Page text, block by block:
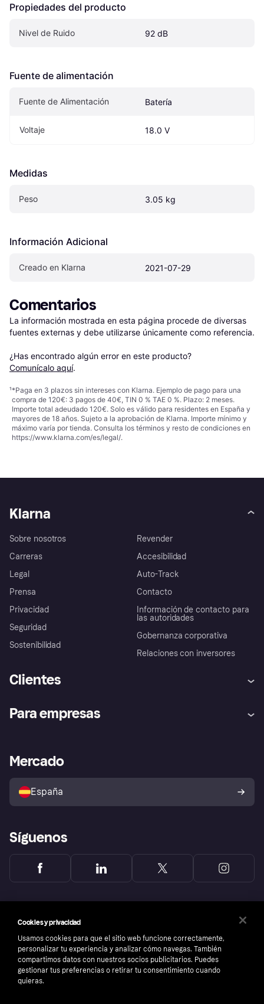
Propiedades del producto
Nivel de Ruido 92 dB
Fuente de alimentación
Fuente de Alimentación Batería
Voltaje 18.0 V
Medidas
Peso 3.05 kg
Información Adicional
Creado en Klarna 2021-07-29
Comentarios
La información mostrada en esta página procede de diversas
fuentes externas y debe utilizarse únicamente como referencia.
¿Has encontrado algún error en este producto?
Comunícalo aquí.
¹*Paga en 3 plazos sin intereses con Klarna. Ejemplo de pago para una
compra de 120€: 3 pagos de 40€, TIN 0 % TAE 0 %. Plazo: 2 meses.
Importe total adeudado 120€. Solo es válido para residentes en España y
mayores de 18 años. Sujeto a la aprobación de Klarna. Importe mínimo y
máximo varía por tienda. Consulta los términos y resto de condiciones en
https://www.klarna.com/es/legal/.
Klarna
Sobre nosotros
Carreras
Legal
Prensa
Privacidad
Seguridad
Sostenibilidad
Revender
Accesibilidad
Auto-Track
Contacto
Información de contacto para
las autoridades
Gobernanza corporativa
Relaciones con inversores
Clientes
Inicio de sesión
Directorio de tiendas
Política de protección al
comprador de Klarna
Reclamaciones
Para empresas
Acceso empresas
Mercado
España
Síguenos
Cookies y privacidad
Usamos cookies para que el sitio web funcione correctamente,
personalizar tu experiencia y analizar cómo navegas. También
compartimos datos con nuestros socios publicitarios. Puedes
gestionar tus preferencias o retirar tu consentimiento cuando
quieras.